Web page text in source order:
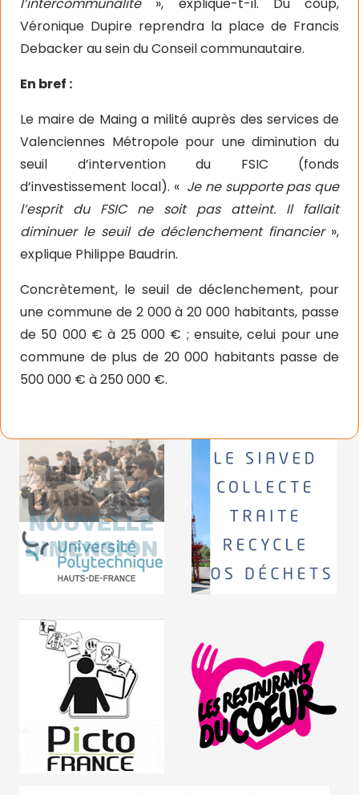
l’intercommunalité », explique-t-il. Du coup,
Véronique Dupire reprendra la place de Francis
Debacker au sein du Conseil communautaire.
En bref :
Le maire de Maing a milité auprès des services de
Valenciennes Métropole pour une diminution du
seuil d’intervention du FSIC (fonds
d’investissement local). « Je ne supporte pas que
l’esprit du FSIC ne soit pas atteint. Il fallait
diminuer le seuil de déclenchement financier »,
explique Philippe Baudrin.
Concrètement, le seuil de déclenchement, pour
une commune de 2 000 à 20 000 habitants, passe
de 50 000 € à 25 000 € ; ensuite, celui pour une
commune de plus de 20 000 habitants passe de
500 000 € à 250 000 €.